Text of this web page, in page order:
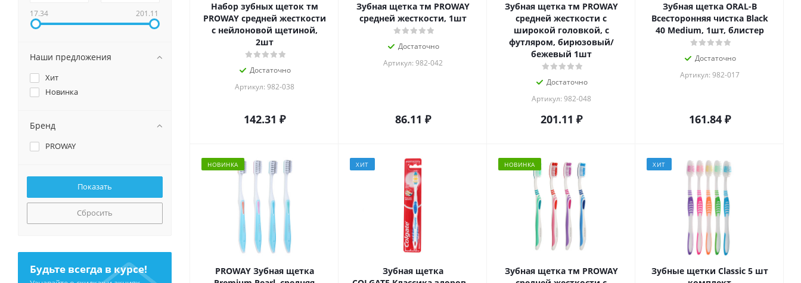
Набор зубных щеток тм
PROWAY средней жесткости
с нейлоновой щетиной,
2шт
Достаточно
Артикул: 982-038
142.31 ₽
Зубная щетка тм PROWAY
средней жесткости, 1шт
Достаточно
Артикул: 982-042
86.11 ₽
Зубная щетка тм PROWAY
средней жесткости с
широкой головкой, с
футляром, бирюзовый/
бежевый 1шт
Достаточно
Артикул: 982-048
201.11 ₽
Зубная щетка ORAL-B
Всесторонняя чистка Black
40 Medium, 1шт, блистер
Достаточно
Артикул: 982-017
161.84₽
НОВИНКА
PROWAY Зубная щетка
ХИТ
Зубная щетка
НОВИНКА
Зубная щетка тм PROWAY
ХИТ
Зубные щетки Classic 5 шт
17.34 201.11
Наши предложения
Хит
Новинка
Бренд
PROWAY
Сбросить
Будьте всегда в курсе!